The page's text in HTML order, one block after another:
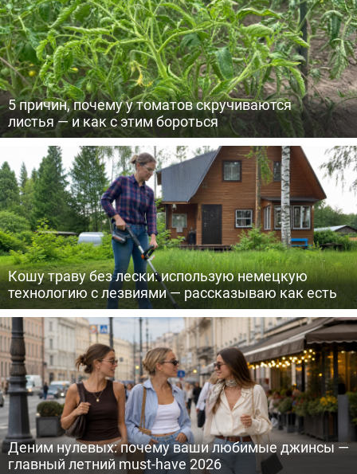
5 причин, почему у томатов скручиваются
листья — и как с этим бороться
Кошу траву без лески: использую немецкую
технологию с лезвиями — рассказываю как есть
Деним нулевых: почему ваши любимые джинсы —
главный летний must-have 2026